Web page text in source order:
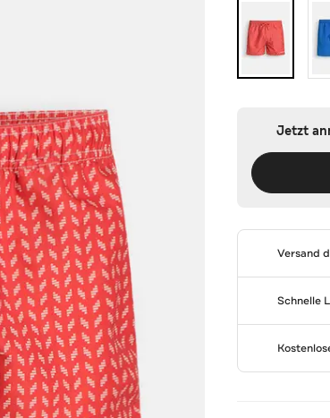
Jetzt
Versand
Schnelle